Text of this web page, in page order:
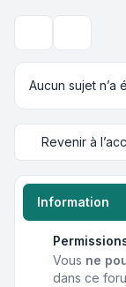
Aucun sujet n’a
Revenir à
Information
Vous ne
dans ce